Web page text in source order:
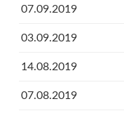
07.09.2019
03.09.2019
14.08.2019
07.08.2019